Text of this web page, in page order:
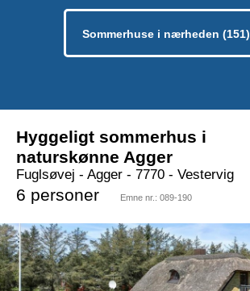
Sommerhuse i nærheden (151)
Hyggeligt sommerhus i
naturskønne Agger
Fuglsøvej - Agger - 7770 - Vestervig
6 personer Emne nr.: 089-190